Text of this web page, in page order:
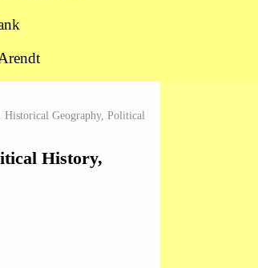
Historical Geography, Political
History,